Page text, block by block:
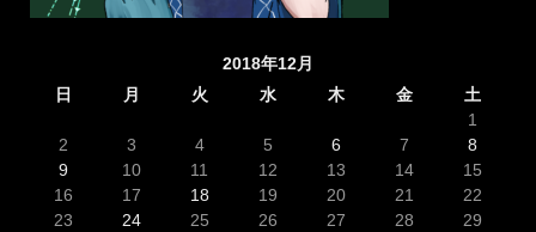
2018年12月
日
月 火 水 木 金
土
1
2
3 4 5 6 7
8
9
10 11 12 13 14
15
16
17 18 19 20 21
22
23
24 25 26 27 28
29